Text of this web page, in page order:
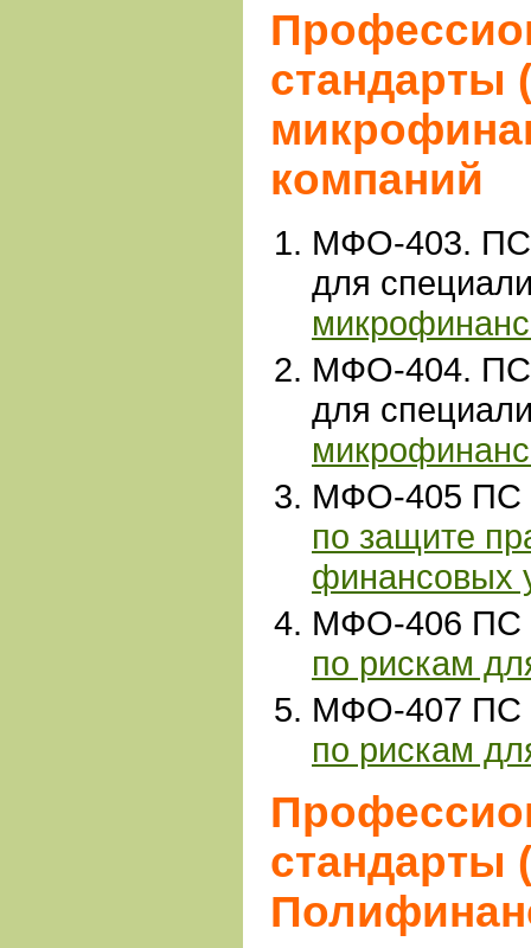
стандарты
компаний
МФО-403. ПС
для
МФО-404. ПС
для
МФО-405 ПС
по защите
финансовых
МФО-406 ПС
по рискам
МФО-407 ПС
по рискам
стандарты